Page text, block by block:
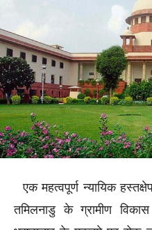
एक महत्वपूर्ण न्यायिक
तमिलनाडु के ग्रामीण